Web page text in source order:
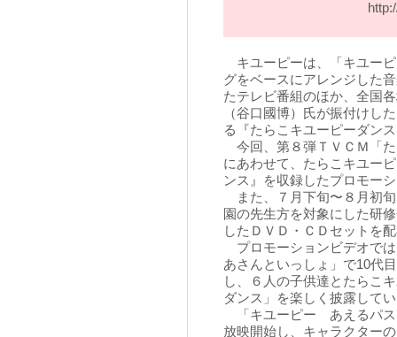
キユーピーは、「キユー
グをベースにアレンジした
たテレビ番組のほか、全国
（谷口國博）氏が振付けし
る『たらこキユーピーダン
今回、第８弾ＴＶＣＭ「
にあわせて、 たらこキユー
ンス』を収録したプロモー
また、７月下旬〜８月初
園の先生方を対象にした研
したＤＶＤ・ＣＤセットを
プロモーションビデオで
あさんといっしょ」で10代
し、６人の子供達とたらこ
ダンス」を楽しく披露して
「キユーピー あえるパス
放映開始し、キャラクター